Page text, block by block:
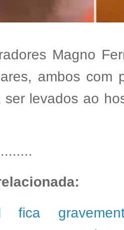
Magno
ambos com
ser levados ao
fica